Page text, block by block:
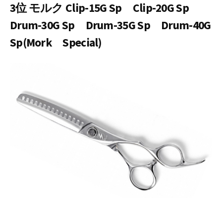
3位 モルク Clip-15G Sp Clip-20G Sp
Drum-30G Sp Drum-35G Sp Drum-40G
Sp(Mork Special)